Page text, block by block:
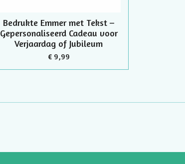
Bedrukte Emmer met Tekst –
Gepersonaliseerd Cadeau voor
Verjaardag of Jubileum
€ 9,99